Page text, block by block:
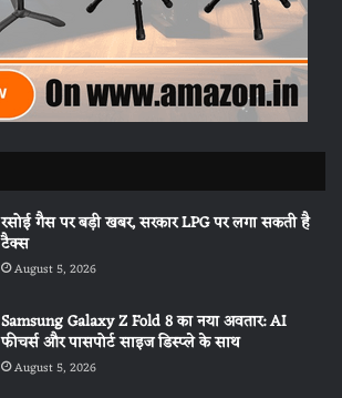
रसोई गैस पर बड़ी खबर, सरकार LPG पर लगा सकती है
टैक्स
August 5, 2026
Samsung Galaxy Z Fold 8 का नया अवतार: AI
फीचर्स और पासपोर्ट साइज डिस्प्ले के साथ
August 5, 2026